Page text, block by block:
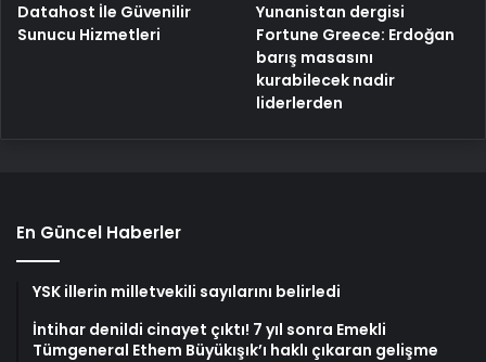
Datahost İle Güvenilir
Sunucu Hizmetleri
Yunanistan dergisi
Fortune Greece: Erdoğan
barış masasını
kurabilecek nadir
liderlerden
En Güncel Haberler
YSK illerin milletvekili sayılarını belirledi
İntihar denildi cinayet çıktı! 7 yıl sonra Emekli
Tümgeneral Ethem Büyükışık’ı haklı çıkaran gelişme